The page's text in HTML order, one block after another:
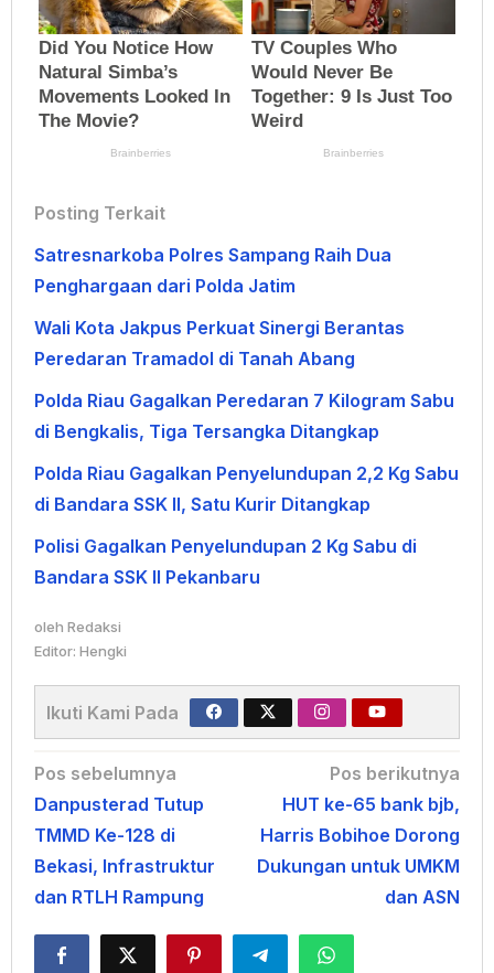
Posting Terkait
Satresnarkoba Polres Sampang Raih Dua
Penghargaan dari Polda Jatim
Wali Kota Jakpus Perkuat Sinergi Berantas
Peredaran Tramadol di Tanah Abang
Polda Riau Gagalkan Peredaran 7 Kilogram Sabu
di Bengkalis, Tiga Tersangka Ditangkap
Polda Riau Gagalkan Penyelundupan 2,2 Kg Sabu
di Bandara SSK II, Satu Kurir Ditangkap
Polisi Gagalkan Penyelundupan 2 Kg Sabu di
Bandara SSK II Pekanbaru
oleh Redaksi
Editor: Hengki
Ikuti Kami Pada
Navigasi
pos
Pos sebelumnya
Danpusterad Tutup
TMMD Ke-128 di
Bekasi, Infrastruktur
dan RTLH Rampung
Pos berikutnya
HUT ke-65 bank bjb,
Harris Bobihoe Dorong
Dukungan untuk UMKM
dan ASN